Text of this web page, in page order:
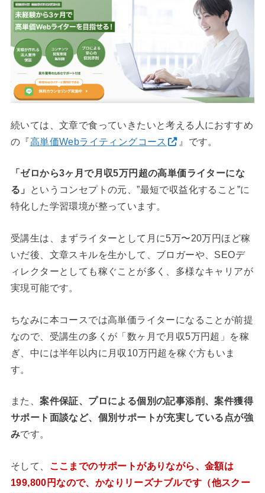
続いては、文章で食っていきたいと考える人におすすめ
の『高単価Webライティングコース 』です。
「ゼロから3ヶ月で月収5万円超の高単価ライターにな
る」
というコンセプトの元、”最短で収益化すること”に
特化した学習環境が整っています。
受講生は、まずライターとして月に5万〜20万円ほど稼
いだ後、文章スキルを生かして、ブロガーや、SEOデ
ィレクターとしても稼ぐことが多く、多様なキャリアが
実現可能です。
ちなみに本コースでは高単価ライターになることが前提
なので、受講生の多くが「数ヶ月で月収5万円超」を稼
ぎ、中には半年以内に月収10万円超を稼ぐ方もいま
す。
また、案件保証、プロによる個別の記事添削、案件獲得
サポート面談など、個別サポートが充実している点が強
みです。
そして、 ここまでのサポートがありながら、金額は
199,800円なので、かなりリーズナブルです（他スクー